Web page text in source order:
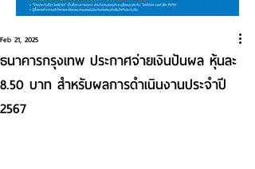
ธนาคารกรุงเทพ ประกาศจ่ายเงินปันผล หุ้นละ
8.50 บาท สำหรับผลการดำเนินงานประจำปี
2567
Feb 21, 2025